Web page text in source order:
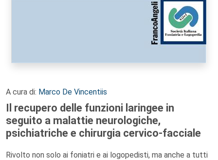
A cura di: Marco De Vincentiis
Il recupero delle funzioni laringee in
seguito a malattie neurologiche,
psichiatriche e chirurgia cervico-facciale
Rivolto non solo ai foniatri e ai logopedisti, ma anche a tutti